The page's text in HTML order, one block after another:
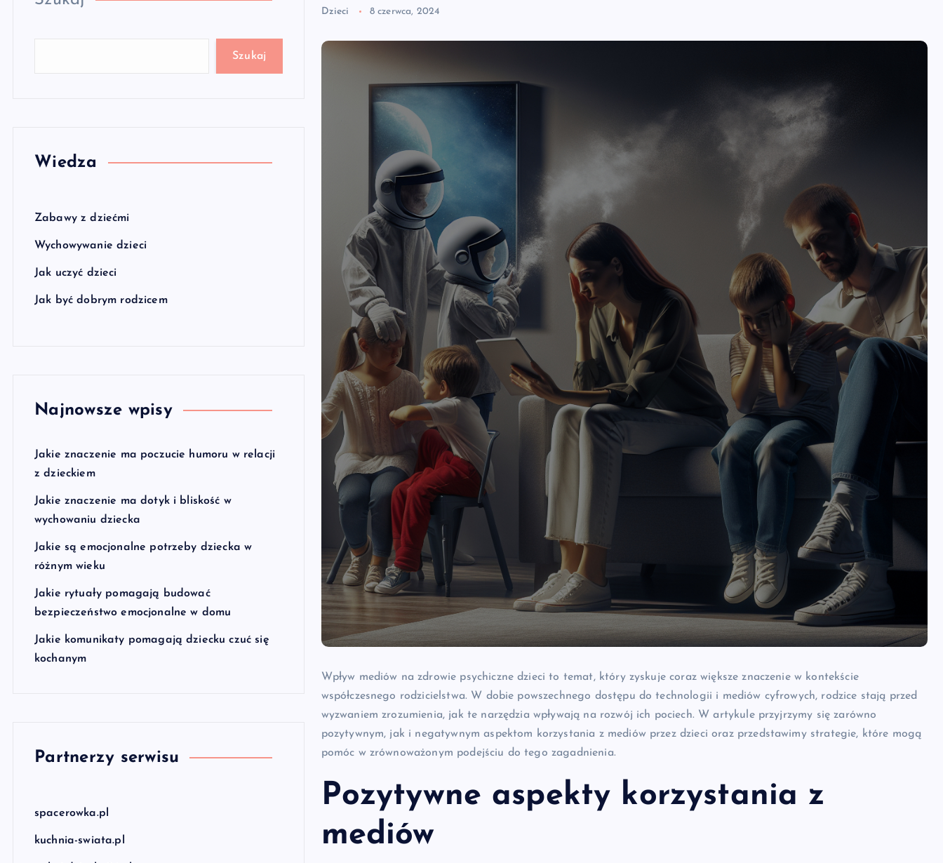
Szukaj
Wiedza
Zabawy z dziećmi
Wychowywanie dzieci
Jak uczyć dzieci
Jak być dobrym rodzicem
Najnowsze wpisy
Jakie znaczenie ma poczucie humoru w relacji
z dzieckiem
Jakie znaczenie ma dotyk i bliskość w
wychowaniu dziecka
Jakie są emocjonalne potrzeby dziecka w
różnym wieku
Jakie rytuały pomagają budować
bezpieczeństwo emocjonalne w domu
Jakie komunikaty pomagają dziecku czuć się
kochanym
Partnerzy serwisu
spacerowka.pl
kuchnia-swiata.pl
Dzieci 8 czerwca, 2024
Wpływ mediów na zdrowie psychiczne dzieci to temat, który zyskuje coraz większe znaczenie w kontekście
współczesnego rodzicielstwa. W dobie powszechnego dostępu do technologii i mediów cyfrowych, rodzice stają przed
wyzwaniem zrozumienia, jak te narzędzia wpływają na rozwój ich pociech. W artykule przyjrzymy się zarówno
pozytywnym, jak i negatywnym aspektom korzystania z mediów przez dzieci oraz przedstawimy strategie, które mogą
pomóc w zrównoważonym podejściu do tego zagadnienia.
Pozytywne aspekty korzystania z
mediów